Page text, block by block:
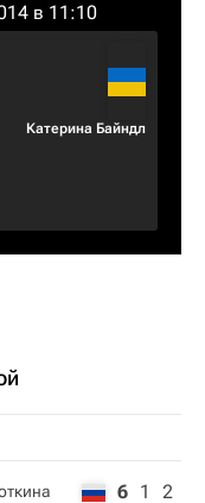
в 11:10
Катерина Байндл
6 1 2